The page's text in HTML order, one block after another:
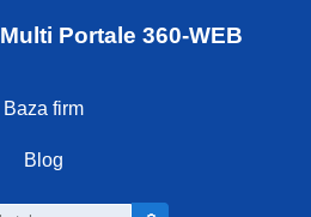
Multi Portale 360-WEB
Baza firm
Blog